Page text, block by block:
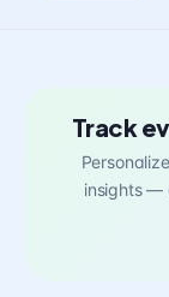
Track
insights —